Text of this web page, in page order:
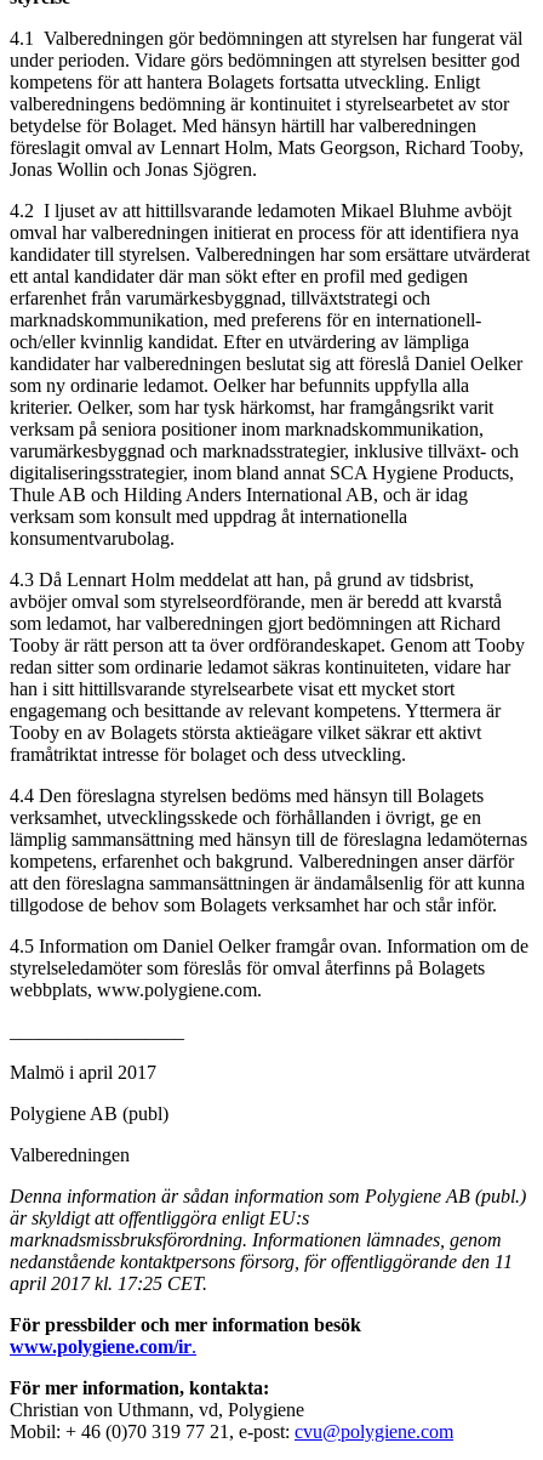
4.1
Valberedningen gör bedömningen att styrelsen har fungerat väl
under perioden. Vidare görs bedömningen att styrelsen besitter god
kompetens för att hantera Bolagets fortsatta utveckling. Enligt
valberedningens bedömning är kontinuitet i styrelsearbetet av stor
betydelse för Bolaget. Med hänsyn härtill har valberedningen
föreslagit omval av Lennart Holm, Mats Georgson, Richard Tooby,
Jonas Wollin och Jonas Sjögren.
4.2 I ljuset av att hittillsvarande ledamoten Mikael Bluhme avböjt
omval har valberedningen initierat en process för att identifiera nya
kandidater till styrelsen. Valberedningen har som ersättare utvärderat
ett antal kandidater där man sökt efter en profil med gedigen
erfarenhet från varumärkesbyggnad, tillväxtstrategi och
marknadskommunikation, med preferens för en internationell-
och/eller kvinnlig kandidat. Efter en utvärdering av lämpliga
kandidater har valberedningen beslutat sig att föreslå Daniel Oelker
som ny ordinarie ledamot. Oelker har befunnits uppfylla alla
kriterier. Oelker, som har tysk härkomst, har framgångsrikt varit
verksam på seniora positioner inom marknadskommunikation,
varumärkesbyggnad och marknadsstrategier, inklusive tillväxt- och
digitaliseringsstrategier, inom bland annat SCA Hygiene Products,
Thule AB och Hilding Anders International AB, och är idag
verksam som konsult med uppdrag åt internationella
konsumentvarubolag.
4.3 Då Lennart Holm meddelat att han, på grund av tidsbrist,
avböjer omval som styrelseordförande, men är beredd att kvarstå
som ledamot, har valberedningen gjort bedömningen att Richard
Tooby är rätt person att ta över ordförandeskapet. Genom att Tooby
redan sitter som ordinarie ledamot säkras kontinuiteten, vidare har
han i sitt hittillsvarande styrelsearbete visat ett mycket stort
engagemang och besittande av relevant kompetens. Yttermera är
Tooby en av Bolagets största aktieägare vilket säkrar ett aktivt
framåtriktat intresse för bolaget och dess utveckling.
4.4 Den föreslagna styrelsen bedöms med hänsyn till Bolagets
verksamhet, utvecklingsskede och förhållanden i övrigt, ge en
lämplig sammansättning med hänsyn till de föreslagna ledamöternas
kompetens, erfarenhet och bakgrund. Valberedningen anser därför
att den föreslagna sammansättningen är ändamålsenlig för att kunna
tillgodose de behov som Bolagets verksamhet har och står inför.
4.5 Information om Daniel Oelker framgår ovan. Information om de
styrelseledamöter som föreslås för omval återfinns på Bolagets
webbplats, www.polygiene.com.
Malmö i april 2017
Polygiene AB (publ)
Valberedningen
Denna information är sådan information som Polygiene AB (publ.)
är skyldigt att offentliggöra enligt EU:s
marknadsmissbruksförordning. Informationen lämnades, genom
nedanstående kontaktpersons försorg, för offentliggörande den 11
april 2017 kl. 17:25 CET.
För pressbilder och mer information besök
www.polygiene.com/ir.
För mer information, kontakta:
Christian von Uthmann, vd, Polygiene
Mobil: + 46 (0)70 319 77 21, e-post: cvu@polygiene.com